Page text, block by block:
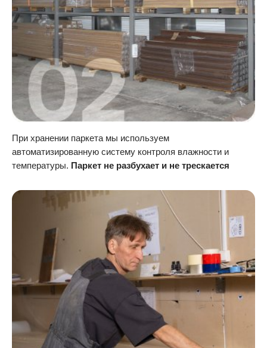
При хранении паркета мы используем
автоматизированную систему контроля влажности и
температуры. Паркет не разбухает и не трескается